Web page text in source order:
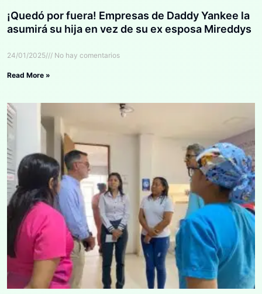
¡Quedó por fuera! Empresas de Daddy Yankee la
asumirá su hija en vez de su ex esposa Mireddys
24/01/2025 No hay comentarios
Read More »